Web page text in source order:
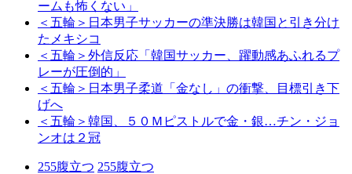
ームも怖くない」
＜五輪＞日本男子サッカーの準決勝は韓国と引き分け
たメキシコ
＜五輪＞外信反応「韓国サッカー、躍動感あふれるプ
レーが圧倒的」
＜五輪＞日本男子柔道「金なし」の衝撃、目標引き下
げへ
＜五輪＞韓国、５０Ｍピストルで金・銀…チン・ジョ
ンオは２冠
255腹立つ 255腹立つ